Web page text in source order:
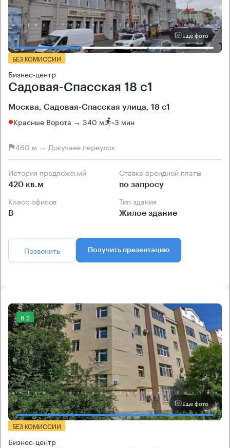
Еще фото
БЕЗ КОМИССИИ
Бизнес-центр
Садовая-Спасская 18 с1
Москва, Садовая-Спасская улица, 18 с1
Красные Ворота → 340 м ~3 мин
460 м → Докучаев переулок
История предложений
420 кв.м
Ставка арендной платы
по запросу
Класс офисов
B
Тип здания
Жилое здание
Позвонить Получить презентацию
8.2
Еще фото
БЕЗ КОМИССИИ
Бизнес-центр